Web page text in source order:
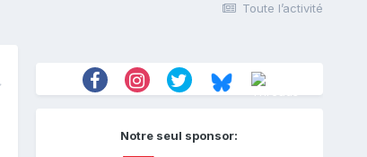
Toute l’activité
Notre seul sponsor: